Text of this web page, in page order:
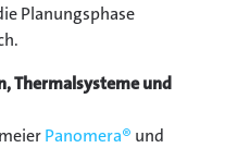
Planungsphase
Thermalsysteme und
Panomera® und